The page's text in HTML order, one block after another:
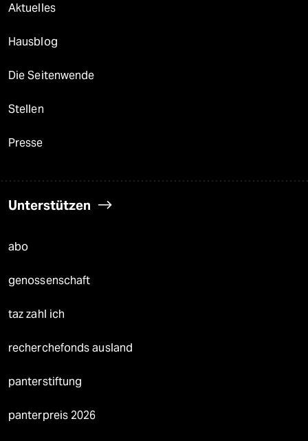
Aktuelles
Hausblog
Die Seitenwende
Stellen
Presse
Unterstützen
abo
genossenschaft
taz zahl ich
recherchefonds ausland
panterstiftung
panterpreis 2026